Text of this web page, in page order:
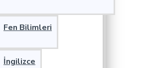
Fen Bilimleri
İngilizce